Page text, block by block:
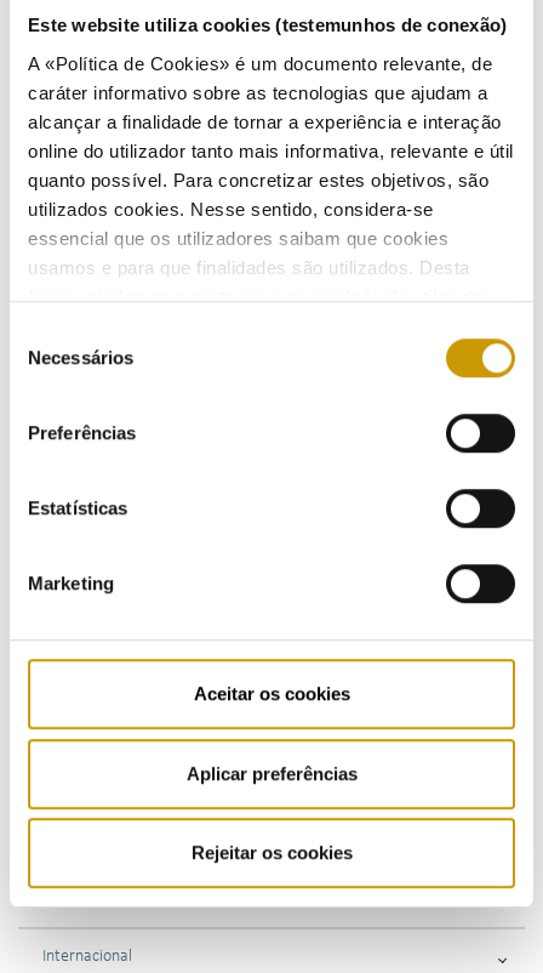
Este website utiliza cookies (testemunhos de conexão)
A «Política de Cookies» é um documento relevante, de
caráter informativo sobre as tecnologias que ajudam a
alcançar a finalidade de tornar a experiência e interação
online do utilizador tanto mais informativa, relevante e útil
quanto possível. Para concretizar estes objetivos, são
utilizados cookies. Nesse sentido, considera-se
essencial que os utilizadores saibam que cookies
usamos e para que finalidades são utilizados. Desta
forma, ajudamos a proteger a privacidade do utilizador,
simples possível de usar. Para obter mais informações
Necessários
Preferências
Estatísticas
Marketing
Aceitar os cookies
Aplicar preferências
Rejeitar os cookies
ATIVIDADE
Regulamentos - eletricidade
Regulamentos - gás
Consultas Públicas
Internacional
termos do artigo 29.º, n.º 3, al. j) do Regime Sancionatório do Setor Energético, aprovado pela Lei n.º
9/2013, de 28 de janeiro.
Data da Conclusão do Processo: 03/10/2019